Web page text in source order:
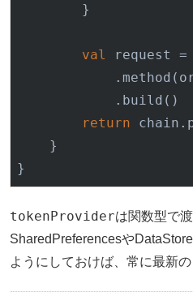
        }
val
request
            .build()
return
    }
tokenProviderは関数型で
SharedPreferencesや
ようにしておけば、常に最新